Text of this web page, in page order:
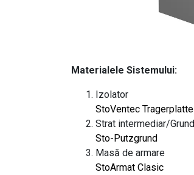
Materialele Sistemului:
Izolator
StoVentec Tragerplatte
Strat intermediar/Grund
Sto-Putzgrund
Masă de armare
StoArmat Clasic